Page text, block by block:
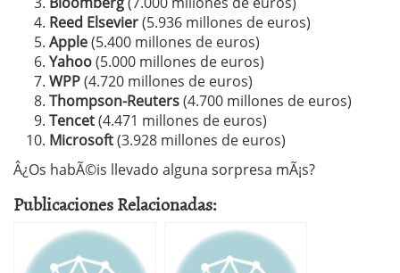
Reed Elsevier(5.936 millones de euros)
Apple(5.400 millones de euros)
Yahoo(5.000 millones de euros)
WPP(4.720 millones de euros)
Thompson-Reuters(4.700 millones de euros)
Tencet(4.471 millones de euros)
Microsoft(3.928 millones de euros)
Â¿Os habÃ©is llevado alguna sorpresa mÃ¡s?
Publicaciones Relacionadas: